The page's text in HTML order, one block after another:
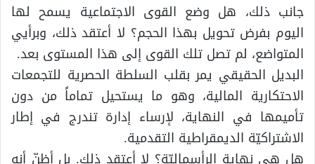
جانب ذلك، هل وضع القوى الاجتماعية يسمح لها
اليوم بفرض تحويل بهذا الحجم؟ لا أعتقد ذلك، وبرأيي
المتواضع، لم تصل تلك القوى إلى هذا المستوى بعد.
البديل الحقيقي يمر بقلب السلطة الحصرية للتجمعات
الاحتكارية المالية، وهو ما يستحيل تماماً من دون
تأميمها في النهاية، لإرساء إدارة تندرج في إطار
الاشتراكيّة الديمقراطية التقدمية.
هل هي نهاية الرأسماليّة؟ لا أعتقد ذلك. بل أظنّ أنه